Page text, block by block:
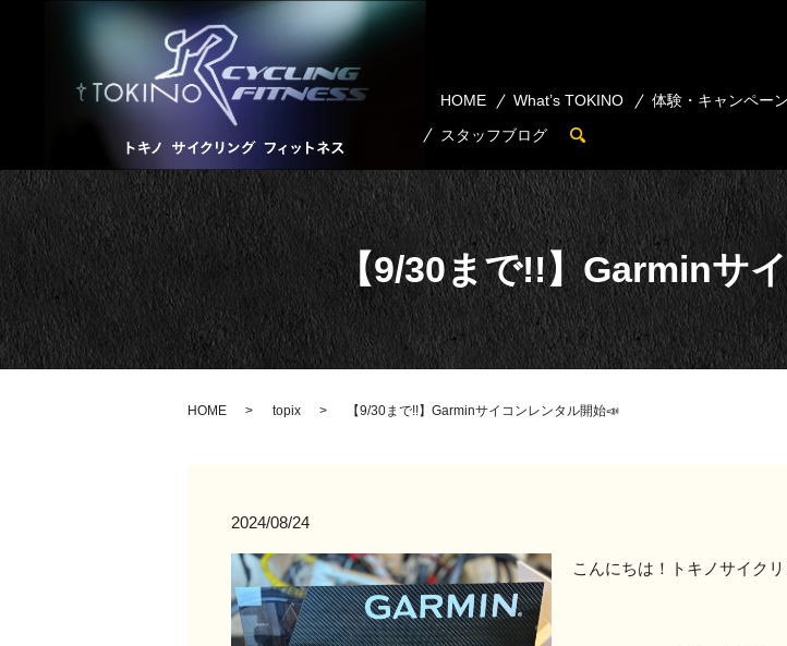
HOME What’s TOKINO 体験・キャンペーン
スタッフブログ
search
【9/30まで!!】Garminサ
HOME topix 【9/30まで!!】Garminサイコンレンタル開始📣
2024/08/24
こんにちは！トキノサイク